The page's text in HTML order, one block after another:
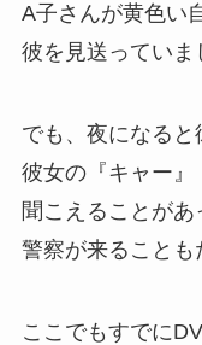
A子さんが黄色い
彼を見送っていま
でも、夜になると
彼女の『キャー
聞こえることがあ
警察が来ることも
ここでもすでに